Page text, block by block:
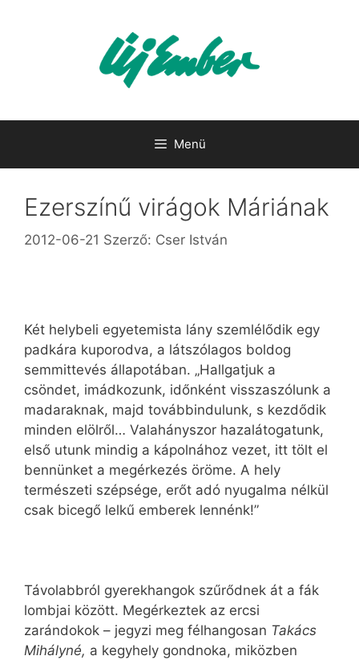
Menü
Ezerszínű virágok Máriának
2012-06-21 Szerző: Cser István
Két helybeli egyetemista lány szemlélődik egy
padkára kuporodva, a látszólagos boldog
semmittevés állapotában. „Hallgatjuk a
csöndet, imádkozunk, időnként visszaszólunk a
madaraknak, majd továbbindulunk, s kezdődik
minden elölről… Valahányszor hazalátogatunk,
első utunk mindig a kápolnához vezet, itt tölt el
bennünket a megérkezés öröme. A hely
természeti szépsége, erőt adó nyugalma nélkül
csak bicegő lelkű emberek lennénk!”
Távolabbról gyerekhangok szűrődnek át a fák
lombjai között. Megérkeztek az ercsi
zarándokok – jegyzi meg félhangosan Takács
Mihályné, a kegyhely gondnoka, miközben